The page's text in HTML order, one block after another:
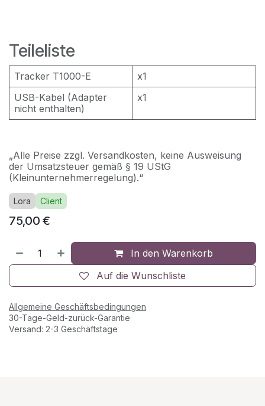
Teileliste
Tracker T1000-E
x1
USB-Kabel (Adapter
nicht enthalten)
x1
„Alle Preise zzgl. Versandkosten, keine Ausweisung
der Umsatzsteuer gemäß § 19 UStG
(Kleinunternehmerregelung).“
Lora Client
75,00 €
In den Warenkorb
Auf die Wunschliste
Allgemeine Geschäftsbedingungen
30-Tage-Geld-zurück-Garantie
Versand: 2-3 Geschäftstage